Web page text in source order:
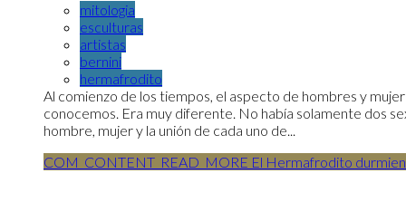
mitologia
esculturas
artistas
bernini
hermafrodito
Al comienzo de los tiempos, el aspecto de hombres y
conocemos. Era muy diferente. No había solamente dos
hombre, mujer y la unión de cada uno de...
COM_CONTENT_READ_MORE El Hermafrodito